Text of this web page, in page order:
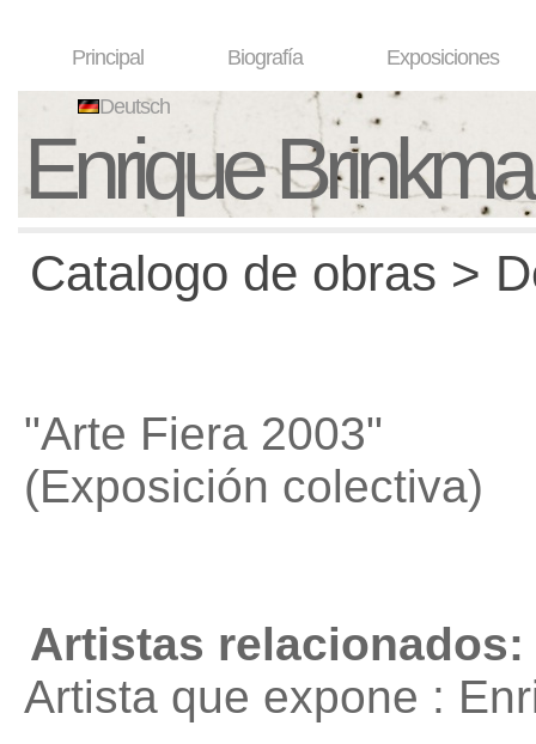
Principal Biografía Exposiciones
Deutsch
Enrique
Catalogo de obras >
"Arte Fiera 2003"
(Exposición colectiva)
Artistas relacionados:
Artista que expone :